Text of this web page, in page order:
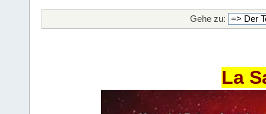
Gehe zu:
La